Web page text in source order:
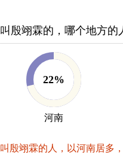
叫殷翊霖的，哪个地方的
22%
河南
叫殷翊霖的人，以河南居多